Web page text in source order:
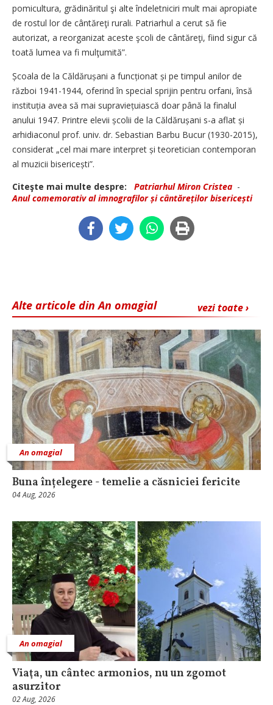
pomicultura, grădinăritul şi alte îndeletniciri mult mai apropiate
de rostul lor de cântăreţi rurali. Patriarhul a cerut să fie
autorizat, a reorganizat aceste şcoli de cântăreţi, fiind sigur că
toată lumea va fi mulţumită”.
Școala de la Căldărușani a funcționat și pe timpul anilor de
război 1941-1944, oferind în special sprijin pentru orfani, însă
instituția avea să mai supraviețuiască doar până la finalul
anului 1947. Printre elevii școlii de la Căldărușani s-a aflat și
arhidiaconul prof. univ. dr. Sebastian Barbu Bucur (1930-2015),
considerat „cel mai mare interpret și teoretician contemporan
al muzicii bisericești”.
Citeşte mai multe despre:
Patriarhul Miron Cristea -
Anul comemorativ al imnografilor și cântăreților bisericești
vezi toate ›
Alte articole din An omagial
An omagial
Buna înțelegere - temelie a căsniciei fericite
04 Aug, 2026
An omagial
Viaţa, un cântec armonios, nu un zgomot
asurzitor
02 Aug, 2026